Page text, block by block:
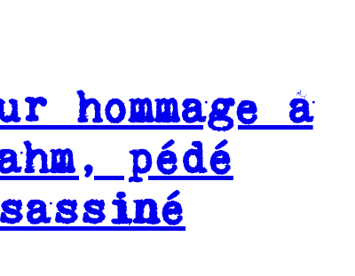
hommage à
pédé